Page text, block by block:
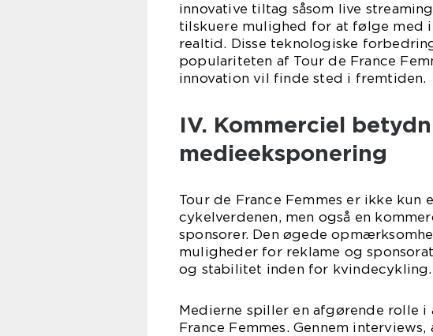
innovative tiltag såsom live
tilskuere mulighed for at følge med
realtid. Disse teknologiske
populariteten af Tour de France
innovation vil finde sted i fremtiden.
IV. Kommerciel
medieeksponering
Tour de France Femmes er ikke
cykelverdenen, men også en
sponsorer. Den øgede
muligheder for reklame og
og stabilitet inden for kvindecykling.
Medierne spiller en afgørende rolle
France Femmes. Gennem